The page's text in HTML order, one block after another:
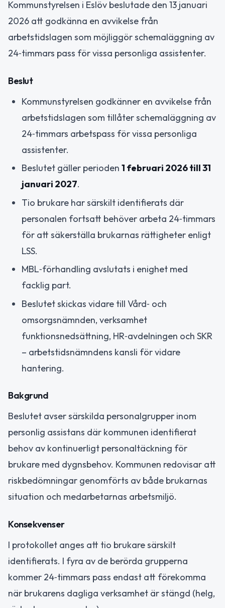
Kommunstyrelsen i Eslöv beslutade den 13 januari
2026 att godkänna en avvikelse från
arbetstidslagen som möjliggör schemaläggning av
24‑timmars pass för vissa personliga assistenter.
Beslut
Kommunstyrelsen godkänner en avvikelse från
arbetstidslagen som tillåter schemaläggning av
24‑timmars arbetspass för vissa personliga
assistenter.
Beslutet gäller perioden 1 februari 2026 till 31
januari 2027.
Tio brukare har särskilt identifierats där
personalen fortsatt behöver arbeta 24‑timmars
för att säkerställa brukarnas rättigheter enligt
LSS.
MBL‑förhandling avslutats i enighet med
facklig part.
Beslutet skickas vidare till Vård‑ och
omsorgsnämnden, verksamhet
funktionsnedsättning, HR‑avdelningen och SKR
– arbetstidsnämndens kansli för vidare
hantering.
Bakgrund
Beslutet avser särskilda personalgrupper inom
personlig assistans där kommunen identifierat
behov av kontinuerligt personaltäckning för
brukare med dygnsbehov. Kommunen redovisar att
riskbedömningar genomförts av både brukarnas
situation och medarbetarnas arbetsmiljö.
Konsekvenser
I protokollet anges att tio brukare särskilt
identifierats. I fyra av de berörda grupperna
kommer 24‑timmars pass endast att förekomma
när brukarens dagliga verksamhet är stängd (helg,